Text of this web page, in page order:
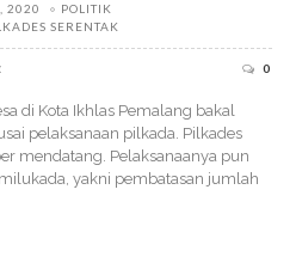
2020
POLITIK
SERENTAK
0
di Kota Ikhlas Pemalang bakal
pelaksanaan pilkada. Pilkades
mendatang. Pelaksanaanya pun
yakni pembatasan jumlah